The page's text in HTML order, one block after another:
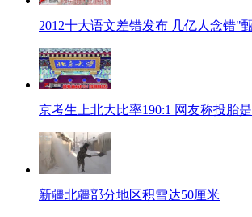
2012十大语文差错发布 几亿人念错"
京考生上北大比率190:1 网友称投胎
新疆北疆部分地区积雪达50厘米